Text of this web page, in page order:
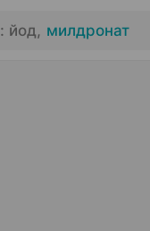
йод, милдронат